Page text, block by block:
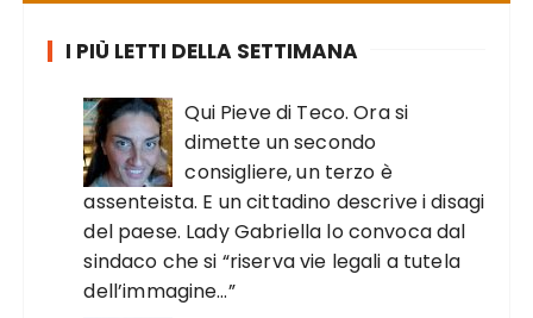
I PIÙ LETTI DELLA SETTIMANA
Qui Pieve di Teco. Ora si
dimette un secondo
consigliere, un terzo è
assenteista. E un cittadino descrive i disagi
del paese. Lady Gabriella lo convoca dal
sindaco che si “riserva vie legali a tutela
dell’immagine…”